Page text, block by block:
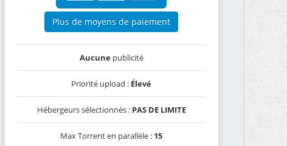
Plus de moyens de paiement
Aucunepublicité
Priorité upload : Élevé
Hébergeurs sélectionnés : PAS DE LIMITE
Max Torrent en parallèle : 15